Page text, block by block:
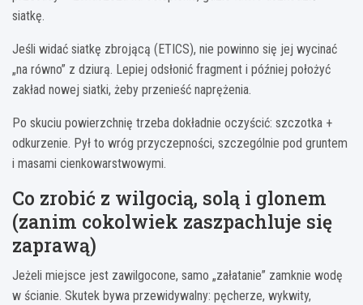
siatkę.
Jeśli widać siatkę zbrojącą (ETICS), nie powinno się jej wycinać
„na równo” z dziurą. Lepiej odsłonić fragment i później położyć
zakład nowej siatki, żeby przenieść naprężenia.
Po skuciu powierzchnię trzeba dokładnie oczyścić: szczotka +
odkurzenie. Pył to wróg przyczepności, szczególnie pod gruntem
i masami cienkowarstwowymi.
Co zrobić z wilgocią, solą i glonem
(zanim cokolwiek zaszpachluje się
zaprawą)
Jeżeli miejsce jest zawilgocone, samo „załatanie” zamknie wodę
w ścianie. Skutek bywa przewidywalny: pęcherze, wykwity,